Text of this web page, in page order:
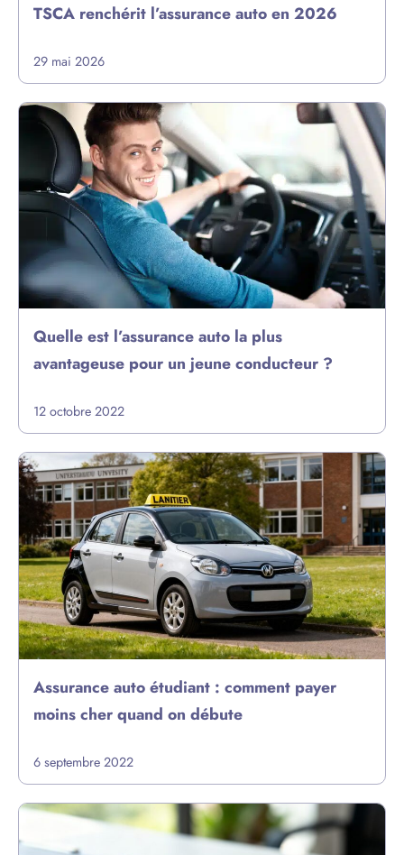
TSCA renchérit l’assurance auto en 2026
29 mai 2026
Quelle est l’assurance auto la plus
avantageuse pour un jeune conducteur ?
12 octobre 2022
Assurance auto étudiant : comment payer
moins cher quand on débute
6 septembre 2022